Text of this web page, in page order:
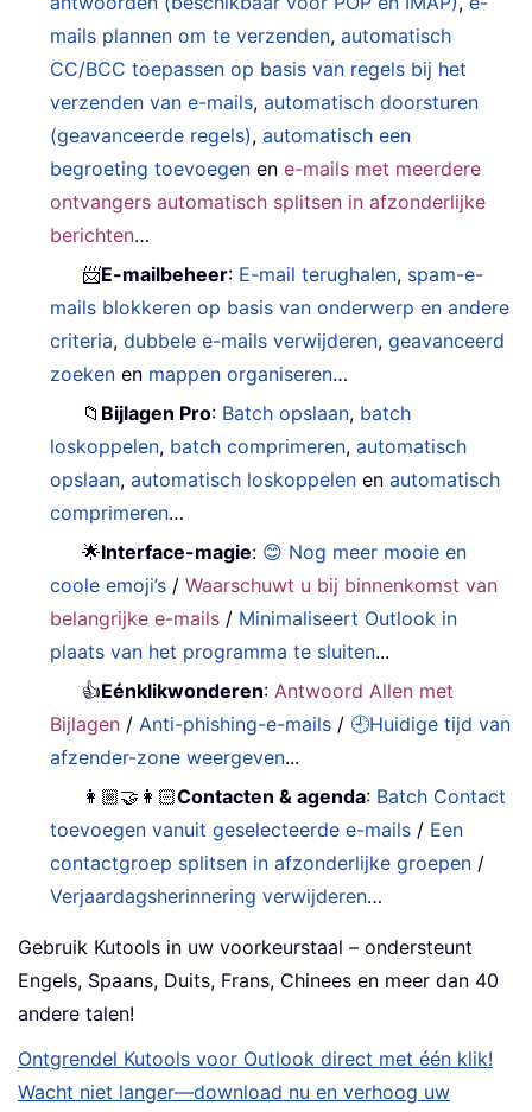
mails plannen om te verzenden,automatisch
CC/BCC toepassen op basis van regels bij het
verzenden van e-mails,automatisch doorsturen
(geavanceerde regels),automatisch een
begroeting toevoegen ene-mails met meerdere
ontvangers automatisch splitsen in afzonderlijke
berichten…
📨E-mailbeheer: E-mail terughalen, spam-e-
mails blokkeren op basis van onderwerp en andere
criteria,dubbele e-mails verwijderen,geavanceerd
zoeken en mappen organiseren…
📁 Bijlagen Pro: Batch opslaan, batch
loskoppelen, batch comprimeren,automatisch
opslaan,automatisch loskoppelen enautomatisch
comprimeren…
🌟Interface-magie: 😊 Nog meer mooie en
coole emoji’s /Waarschuwt u bij binnenkomst van
belangrijke e-mails / Minimaliseert Outlook in
plaats van het programma te sluiten...
👍Eénklikwonderen:Antwoord Allen met
Bijlagen /Anti-phishing-e-mails / 🕘Huidige tijd van
afzender-zone weergeven...
👩🏼‍🤝‍👩🏻Contacten & agenda: Batch Contact
toevoegen vanuit geselecteerde e-mails / Een
contactgroep splitsen in afzonderlijke groepen /
Verjaardagsherinnering verwijderen…
Gebruik Kutools in uw voorkeurstaal – ondersteunt
Engels, Spaans, Duits, Frans, Chinees en meer dan 40
andere talen!
Ontgrendel Kutools voor Outlook direct met één klik!
Wacht niet langer—download nu en verhoog uw